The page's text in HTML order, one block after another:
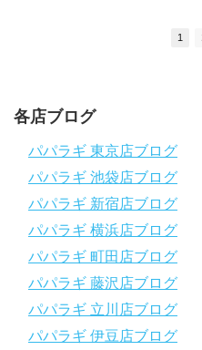
ダイビングのこんな情報を知
～～～～～～～～～～～～～～
1986年創業！国内最大規模の
徹底した安全管理と、国内ト
センス認定実績。
～～～～～～～～～～～～～
【スマホで見れるWebマニュア
パパラギ公式LINEにご登録の
タップ！
↓↓↓↓↓↓こちら
↓↓↓↓↓↓
https://www.papalagi.co.jp/lp/
＿＿＿＿＿＿＿＿＿＿＿＿＿
1
各店ブログ
パパラギ 東京店ブログ
パパラギ 池袋店ブログ
パパラギ 新宿店ブログ
パパラギ 横浜店ブログ
パパラギ 町田店ブログ
パパラギ 藤沢店ブログ
パパラギ 立川店ブログ
パパラギ 伊豆店ブログ